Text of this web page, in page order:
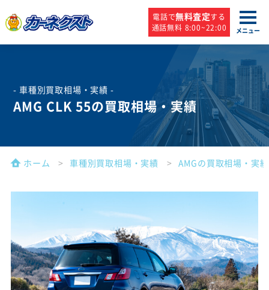
電話で無料査定する
通話無料 8:00~22:00
メニュー
- 車種別買取相場・実績 -
AMG CLK 55の買取相場・実績
ホーム 車種別買取相場・実績 AMGの買取相場・実績